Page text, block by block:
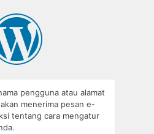
pengguna atau alamat
menerima pesan e-
tentang cara mengatur